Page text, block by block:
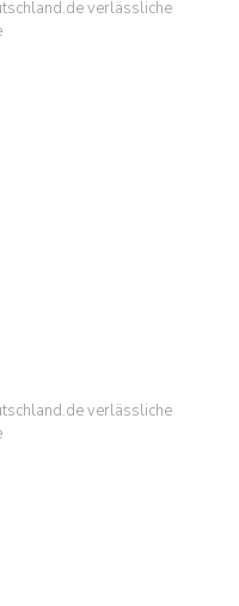
verlässliche
verlässliche